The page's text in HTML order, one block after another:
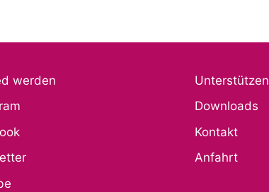
werden
Unterstützen
Downloads
Kontakt
Anfahrt